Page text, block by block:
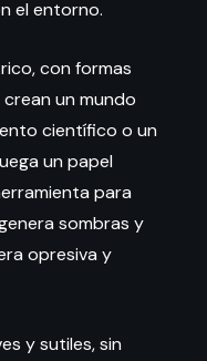
el entorno.
con formas
un mundo
científico o un
un papel
para
sombras y
opresiva y
y sutiles, sin